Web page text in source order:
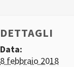
DETTAGLI
Data:
8 febbraio 2018